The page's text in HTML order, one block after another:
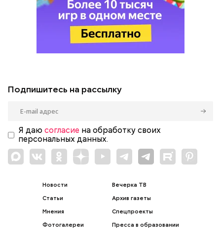
Подпишитесь на рассылку
Я даю согласие на обработку своих
персональных данных.
Новости
Статьи
Мнения
Фотогалереи
Вечерка ТВ
Архив газеты
Спецпроекты
Пресса в образовании